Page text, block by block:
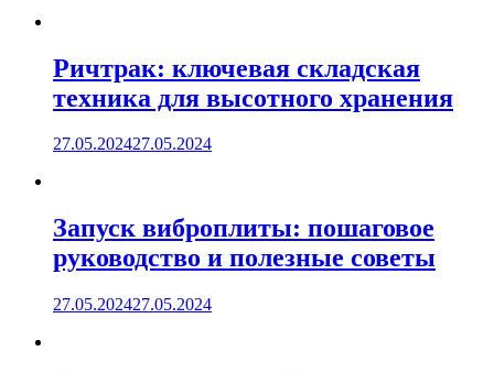
Ричтрак: ключевая складская
техника для высотного хранения
27.05.202427.05.2024
Запуск виброплиты: пошаговое
руководство и полезные советы
27.05.202427.05.2024